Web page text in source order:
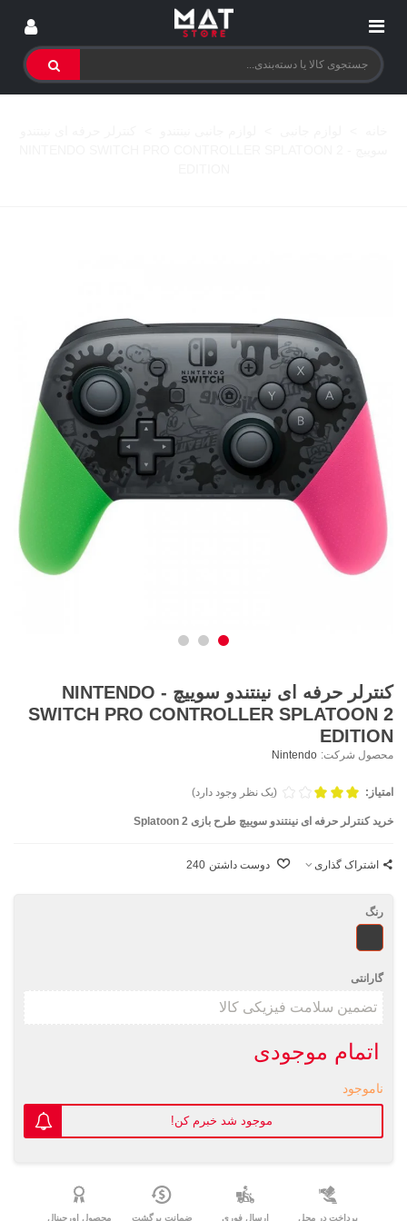
کنترلر حرفه ای نینتندو سوییچ - NINTENDO
SWITCH PRO CONTROLLER SPLATOON 2
EDITION
محصول شرکت: Nintendo
امتیاز: (یک نظر وجود دارد)
خرید کنترلر حرفه ای نینتندو سوییچ طرح بازی Splatoon 2
اشتراک گذاری دوست داشتن 240
رنگ
طرحدار
گارانتی
اتمام موجودی
ناموجود
موجود شد خبرم کن!
پرداخت در محل ارسال فوری ضمانت برگشت محصول اورجینال